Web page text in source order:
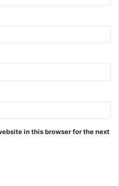
in this browser for the next